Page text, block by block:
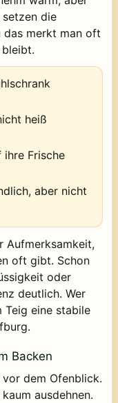
setzen die
das merkt man oft
heiß
ihre Frische
aber nicht
Aufmerksamkeit,
oft gibt. Schon
oder
deutlich. Wer
eine stabile
Backen
dem Ofenblick.
ausdehnen.